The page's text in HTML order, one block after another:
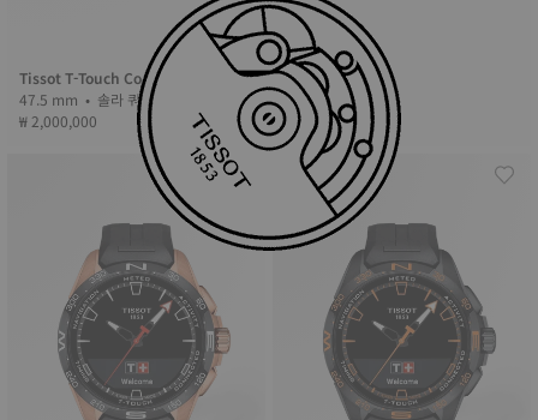
Tissot T-Touch Connect Solar
47.5 mm • 솔라 쿼츠 • 커넥티드 택타일 • Titanium
₩ 2,000,000